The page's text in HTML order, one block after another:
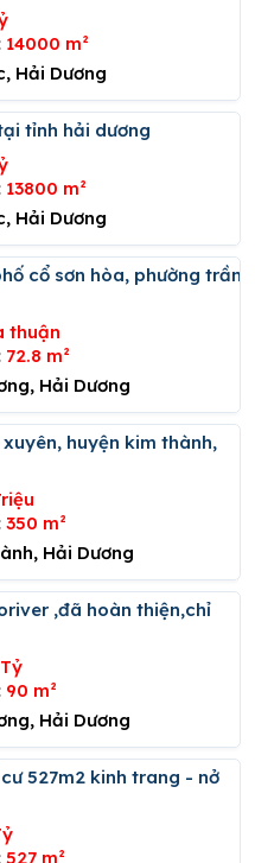
14000 m²
Hải Dương
tỉnh hải dương
13800 m²
Hải Dương
thuận
72.8 m²
Hải Dương
350 m²
Hải Dương
90 m²
Hải Dương
527 m²